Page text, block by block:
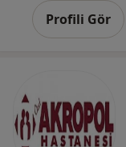
Profili Gör